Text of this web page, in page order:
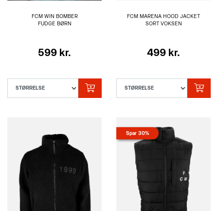
FCM WIN BOMBER
FUDGE BØRN
599 kr.
FCM MARENA HOOD JACKET
SORT VOKSEN
499 kr.
Spar 30%